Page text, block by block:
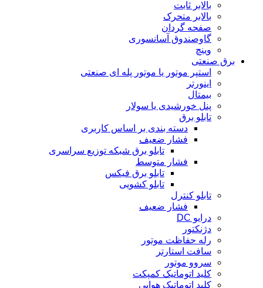
بالابر ثابت
بالابر متحرک
صفحه گردان
گاوصندوق آسانسوری
وینچ
برق صنعتی
استپر موتور یا موتور پله ای صنعتی
اینورتر
بیمتال
پنل خورشیدی یا سولار
تابلو برق
دسته بندی بر اساس کاربری
فشار ضعیف
تابلو برق شبکه توزیع سراسری
فشار متوسط
تابلو برق فیکس
تابلو کشویی
تابلو کنترل
فشار ضعیف
درایو DC
دژنکتور
رله حفاظت موتور
سافت استارتر
سروو موتور
کلید اتوماتیک کمپکت
کلید اتوماتیک هوایی